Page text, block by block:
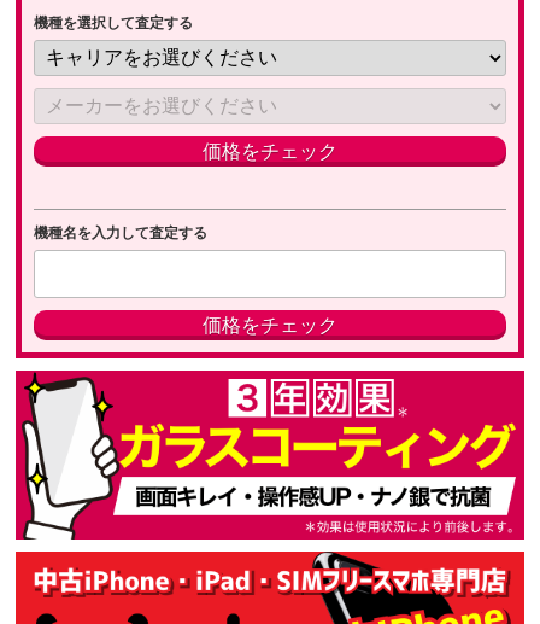
機種を選択して査定する
機種名を入力して査定する